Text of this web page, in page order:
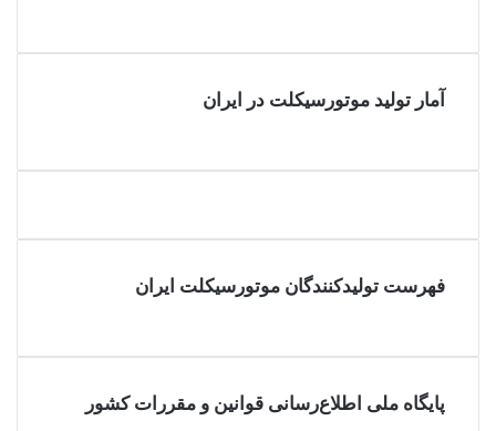
آمار تولید موتورسیکلت در ایران
فهرست تولیدکنندگان موتورسیکلت ایران
پایگاه ملی اطلاع‌رسانی قوانین و مقررات کشور